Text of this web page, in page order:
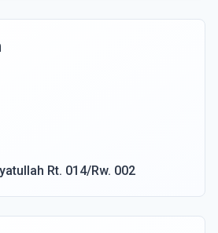
Rt. 014/Rw. 002